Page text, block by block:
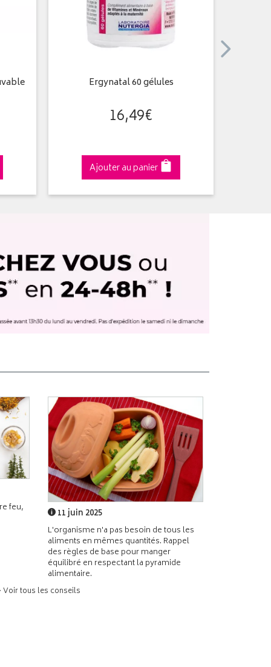
Ergynatal 60 gélules
16,49€
Ajouter au panier
feu,
11 juin 2025
L'organisme n'a pas besoin de tous les
aliments en mêmes quantités. Rappel
des règles de base pour manger
équilibré en respectant la pyramide
alimentaire.
Voir tous les conseils